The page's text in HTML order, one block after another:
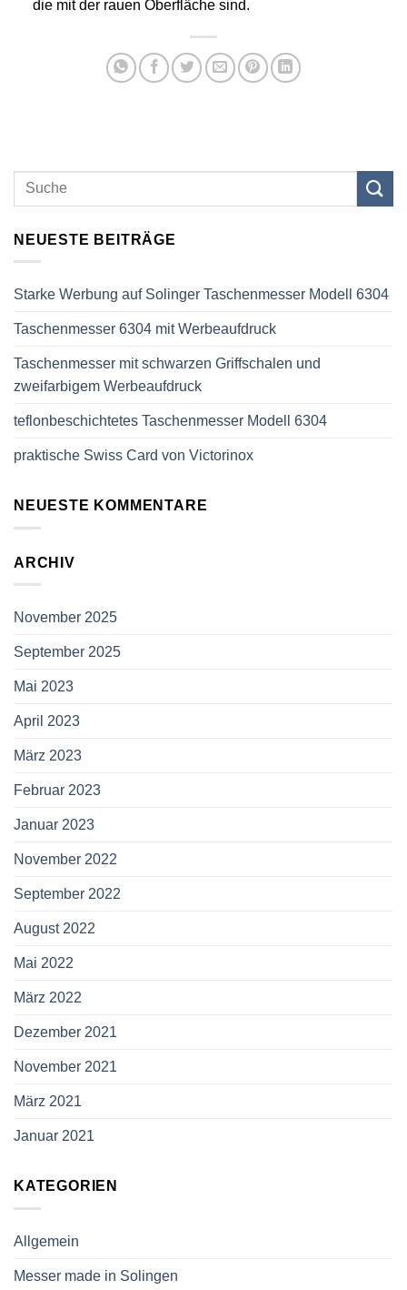
die mit der rauen Oberfläche sind.
NEUESTE BEITRÄGE
Starke Werbung auf Solinger Taschenmesser Modell 6304
Taschenmesser 6304 mit Werbeaufdruck
Taschenmesser mit schwarzen Griffschalen und
zweifarbigem Werbeaufdruck
teflonbeschichtetes Taschenmesser Modell 6304
praktische Swiss Card von Victorinox
NEUESTE KOMMENTARE
ARCHIV
November 2025
September 2025
Mai 2023
April 2023
März 2023
Februar 2023
Januar 2023
November 2022
September 2022
August 2022
Mai 2022
März 2022
Dezember 2021
November 2021
März 2021
Januar 2021
KATEGORIEN
Allgemein
Messer made in Solingen